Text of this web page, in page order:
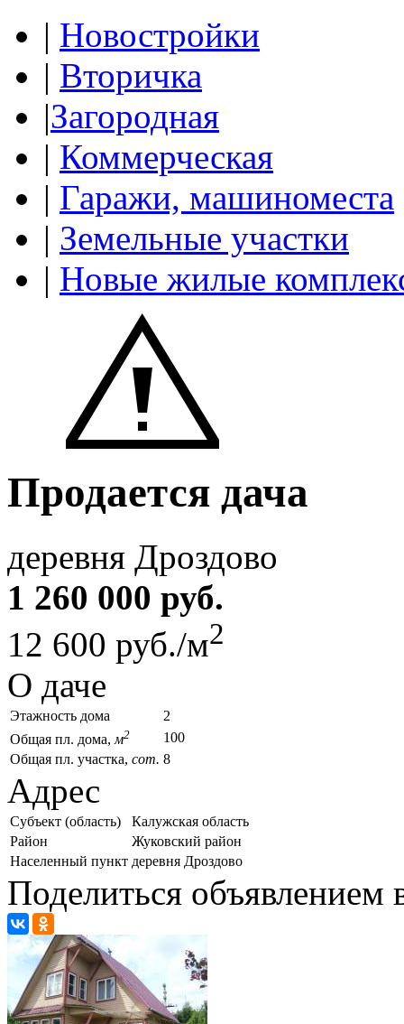
| Новостройки
| Вторичка
|Загородная
| Коммерческая
| Гаражи, машиноместа
| Земельные участки
| Новые жилые
Продается дача
деревня Дроздово
1 260 000 руб.
12 600 руб./м2
О даче
Этажность дома
2
Общая пл. дома, м2
100
Общая пл. участка, сот. 8
Адрес
Субъект (область)
Калужская область
Район
Жуковский район
Населенный пункт деревня Дроздово
Поделиться объявлением